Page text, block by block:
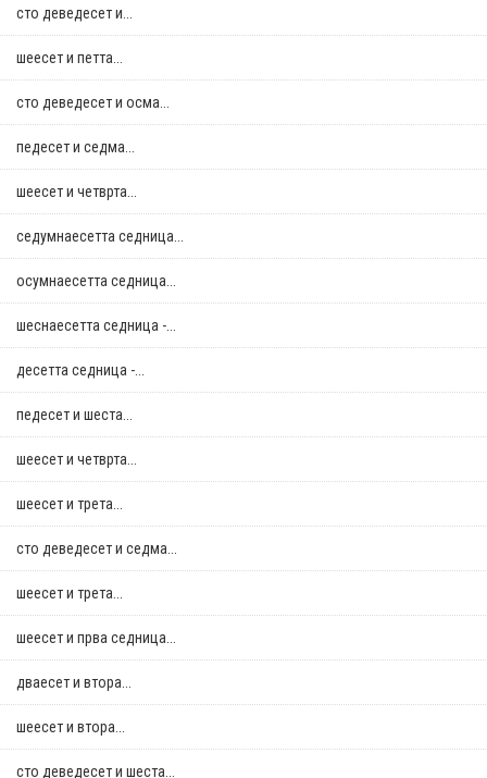
сто деведесет и...
шеесет и петта...
сто деведесет и осма...
педесет и седма...
шеесет и четврта...
седумнаесетта седница...
осумнaесетта седница...
шеснаесетта седница -...
десетта седница -...
педесет и шеста...
шеесет и четврта...
шеесет и трета...
сто деведесет и седма...
шеесет и трета...
шеесет и прва седница...
дваесет и втора...
шеесет и втора...
сто деведесет и шеста...